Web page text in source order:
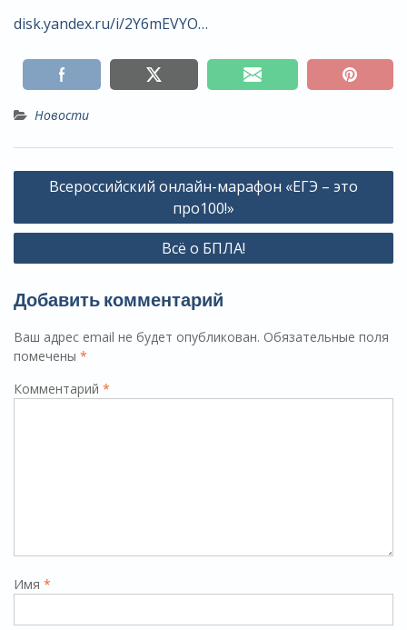
disk.yandex.ru/i/2Y6mEVYO…
Новости
Навигация
записям
Всероссийский онлайн-марафон «ЕГЭ – это
про100!»
Всё о БПЛА!
Добавить комментарий
Ваш адрес email не будет опубликован. Обязательные поля
помечены *
Комментарий *
Имя *